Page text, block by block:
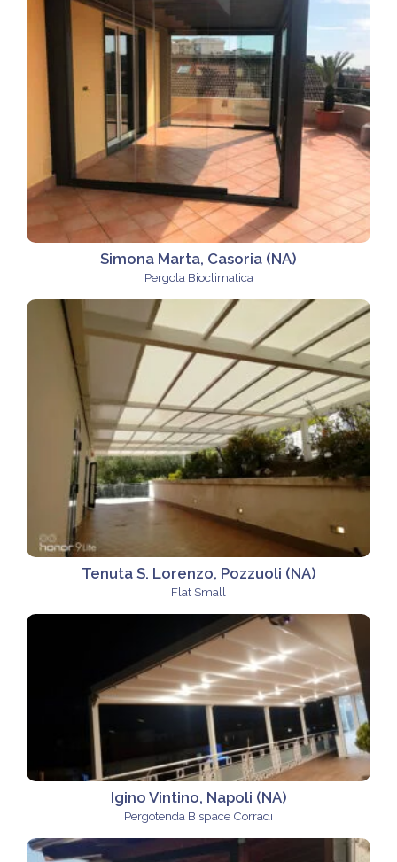
Simona Marta, Casoria (NA)
Pergola Bioclimatica
Tenuta S. Lorenzo, Pozzuoli (NA)
Flat Small
Igino Vintino, Napoli (NA)
Pergotenda B space Corradi